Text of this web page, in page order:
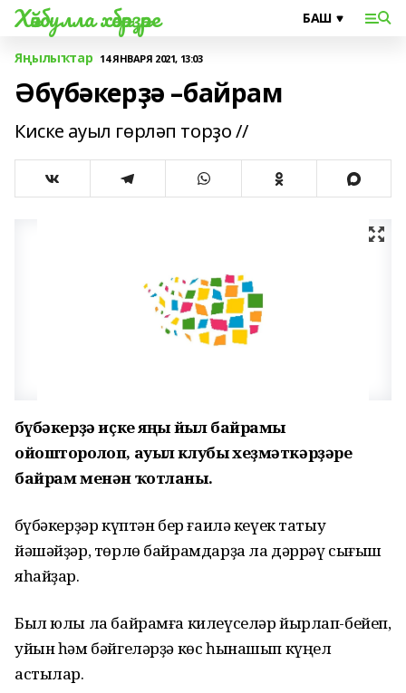
Хәйбулла хәбәрҙәре
Яңылыҡтар 14 ЯНВАРЯ 2021, 13:03
Әбүбәкерҙә –байрам
Киске ауыл гөрләп торҙо //
Әбүбәкерҙә иҫке яңы йыл байрамы
ойошторолоп, ауыл клубы хеҙмәткәрҙәре
байрам менән ҡотланы.
Әбүбәкерҙәр күптән бер ғаилә кеүек татыу
йәшәйҙәр, төрлө байрамдарҙа ла дәррәү сығыш
яһайҙар.
Был юлы ла байрамға килеүселәр йырлап-бейеп,
уйын һәм бәйгеләрҙә көс һынашып күңел
астылар.